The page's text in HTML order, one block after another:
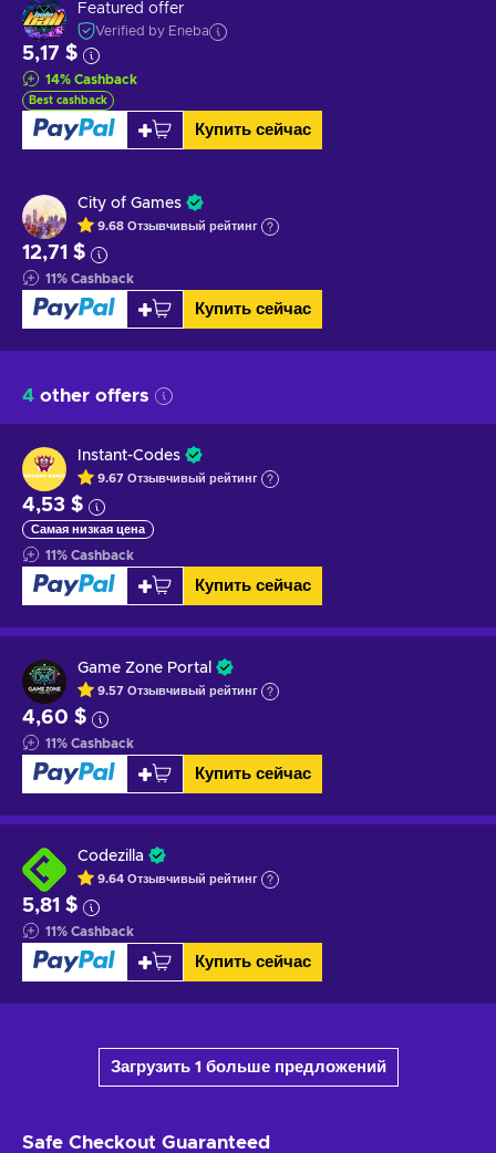
Featured offer
Verified by Eneba
5,17 $
14% Cashback
Best cashback
Купить сейчас
City of Games
9.68 Отзывчивый рейтинг
12,71 $
11% Cashback
Купить сейчас
4 other offers
Instant-Codes
9.67 Отзывчивый рейтинг
4,53 $
Самая низкая цена
11% Cashback
Купить сейчас
Game Zone Portal
9.57 Отзывчивый рейтинг
4,60 $
11% Cashback
Купить сейчас
Codezilla
9.64 Отзывчивый рейтинг
5,81 $
11% Cashback
Купить сейчас
Загрузить 1 больше предложений
Safe Checkout Guaranteed